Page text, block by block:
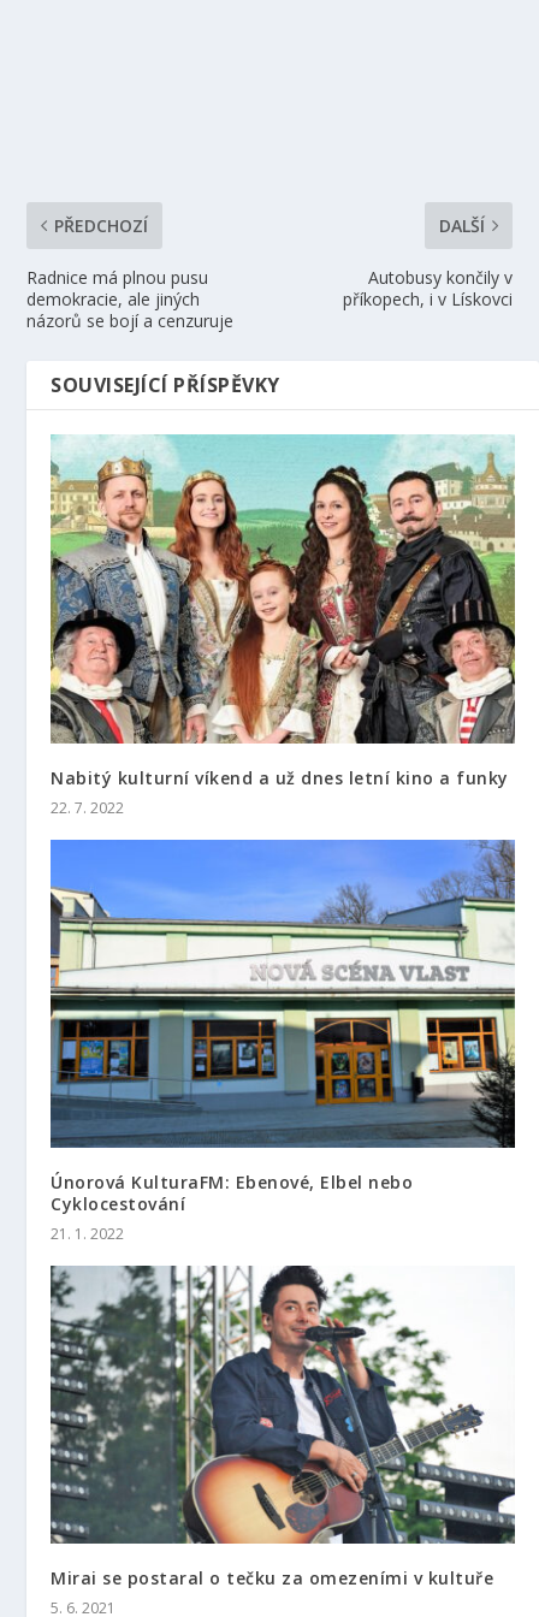
PŘEDCHOZÍ
Radnice má plnou pusu
demokracie, ale jiných
názorů se bojí a cenzuruje
DALŠÍ
Autobusy končily v
příkopech, i v Lískovci
SOUVISEJÍCÍ PŘÍSPĚVKY
Nabitý kulturní víkend a už dnes letní kino a funky
22. 7. 2022
Únorová KulturaFM: Ebenové, Elbel nebo
Cyklocestování
21. 1. 2022
Mirai se postaral o tečku za omezeními v kultuře
5. 6. 2021